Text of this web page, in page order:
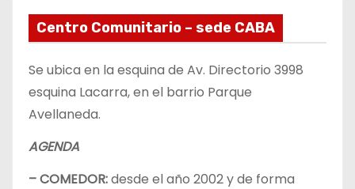
Centro Comunitario – sede CABA
Se ubica en la esquina de Av. Directorio 3998
esquina Lacarra, en el barrio Parque
Avellaneda.
AGENDA
– COMEDOR:desde el año 2002 y de forma